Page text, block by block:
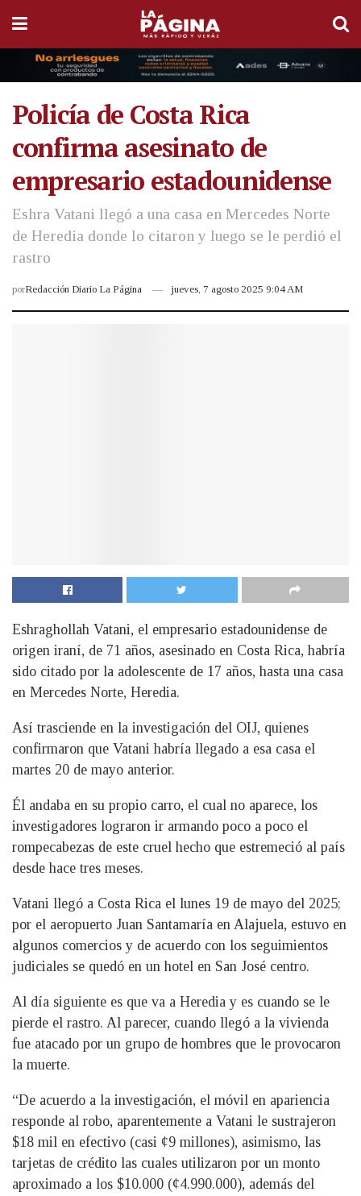
Policía de Costa Rica
confirma asesinato de
empresario estadounidense
Eshra Vatani llegó a una casa en Mercedes Norte
de Heredia donde lo citaron y luego se le perdió el
rastro
porRedacción Diario La Página jueves, 7 agosto 2025 9:04 AM
Eshraghollah Vatani, el empresario estadounidense de
origen iraní, de 71 años, asesinado en Costa Rica, habría
sido citado por la adolescente de 17 años, hasta una casa
en Mercedes Norte, Heredia.
Así trasciende en la investigación del OIJ, quienes
confirmaron que Vatani habría llegado a esa casa el
martes 20 de mayo anterior.
Él andaba en su propio carro, el cual no aparece, los
investigadores lograron ir armando poco a poco el
rompecabezas de este cruel hecho que estremeció al país
desde hace tres meses.
Vatani llegó a Costa Rica el lunes 19 de mayo del 2025;
por el aeropuerto Juan Santamaría en Alajuela, estuvo en
algunos comercios y de acuerdo con los seguimientos
judiciales se quedó en un hotel en San José centro.
Al día siguiente es que va a Heredia y es cuando se le
pierde el rastro. Al parecer, cuando llegó a la vivienda
fue atacado por un grupo de hombres que le provocaron
la muerte.
“De acuerdo a la investigación, el móvil en apariencia
responde al robo, aparentemente a Vatani le sustrajeron
$18 mil en efectivo (casi ¢9 millones), asimismo, las
tarjetas de crédito las cuales utilizaron por un monto
aproximado a los $10.000 (¢4.990.000), además del